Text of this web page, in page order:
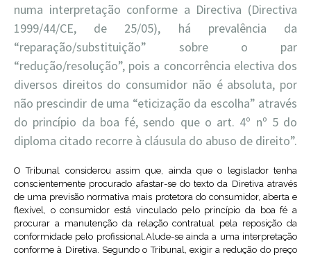
numa interpretação conforme a Directiva (Directiva
1999/44/CE, de 25/05), há prevalência da
“reparação/substituição” sobre o par
“redução/resolução”, pois a concorrência electiva dos
diversos direitos do consumidor não é absoluta, por
não prescindir de uma “eticização da escolha” através
do princípio da boa fé, sendo que o art. 4º nº 5 do
diploma citado recorre à cláusula do abuso de direito”.
O Tribunal considerou assim que, ainda que o legislador tenha
conscientemente procurado afastar-se do texto da Diretiva através
de uma previsão normativa mais protetora do consumidor, aberta e
flexível, o consumidor está vinculado pelo princípio da boa fé a
procurar a manutenção da relação contratual pela reposição da
conformidade pelo profissional.Alude-se ainda a uma interpretação
conforme à Diretiva. Segundo o Tribunal, exigir a redução do preço